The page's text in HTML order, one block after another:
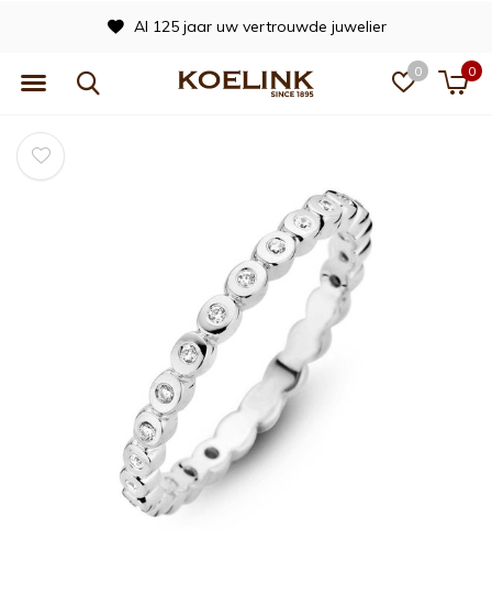
0 0
Al 125 jaar uw vertrouwde juwelier